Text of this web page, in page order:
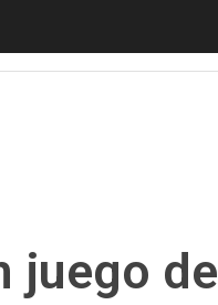
juego de